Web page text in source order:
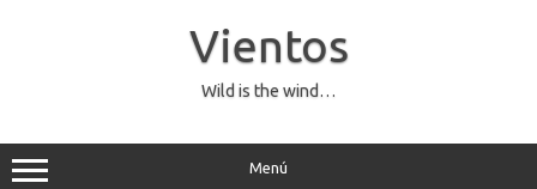
Vientos
Wild is the wind…
Menú